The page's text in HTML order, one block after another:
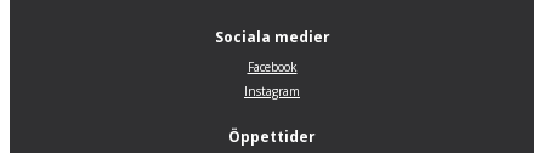
Sociala medier
Facebook
Instagram
Öppettider